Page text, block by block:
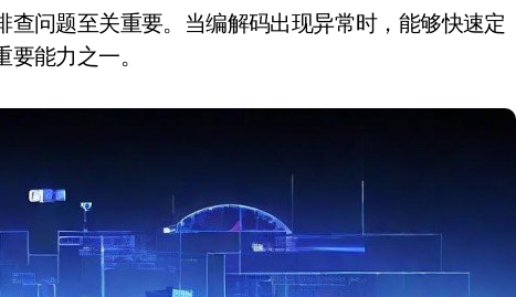
问题至关重要。当编解码出现异常时，能够快速定
能力之一。